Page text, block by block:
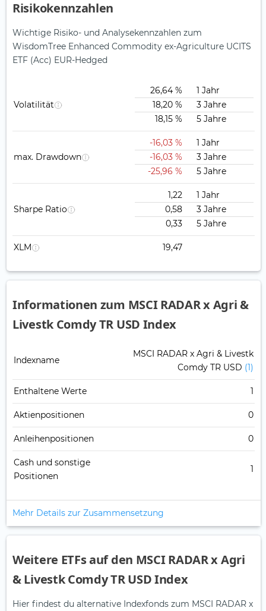
Risikokennzahlen
Wichtige Risiko- und Analysekennzahlen zum
WisdomTree Enhanced Commodity ex-Agriculture UCITS
ETF (Acc) EUR-Hedged
Volatilität
26,64 %
1 Jahr
18,20 %
3 Jahre
18,15 %
5 Jahre
max. Drawdown
-16,03 %
1 Jahr
-16,03 %
3 Jahre
-25,96 %
5 Jahre
Sharpe Ratio
1,22
1 Jahr
0,58
3 Jahre
0,33
5 Jahre
XLM 19,47
Informationen zum MSCI RADAR x Agri &
Livestk Comdy TR USD Index
Indexname
MSCI RADAR x Agri & Livestk
Comdy TR USD (1)
Enthaltene Werte 1
Aktienpositionen 0
Anleihenpositionen 0
Cash und sonstige
Positionen
1
Mehr Details zur Zusammensetzung
Weitere ETFs auf den MSCI RADAR x Agri
& Livestk Comdy TR USD Index
Hier findest du alternative Indexfonds zum MSCI RADAR x